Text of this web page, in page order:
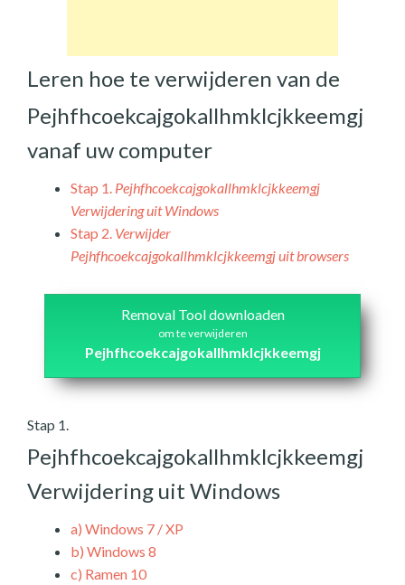
Leren hoe te verwijderen van de
Pejhfhcoekcajgokallhmklcjkkeemgj
vanaf uw computer
Stap 1. Pejhfhcoekcajgokallhmklcjkkeemgj
Verwijdering uit Windows
Stap 2. Verwijder
Pejhfhcoekcajgokallhmklcjkkeemgj uit browsers
Removal Tool downloaden
om te verwijderen
Pejhfhcoekcajgokallhmklcjkkeemgj
Stap 1.
Pejhfhcoekcajgokallhmklcjkkeemgj
Verwijdering uit Windows
a) Windows 7 / XP
b) Windows 8
c) Ramen 10